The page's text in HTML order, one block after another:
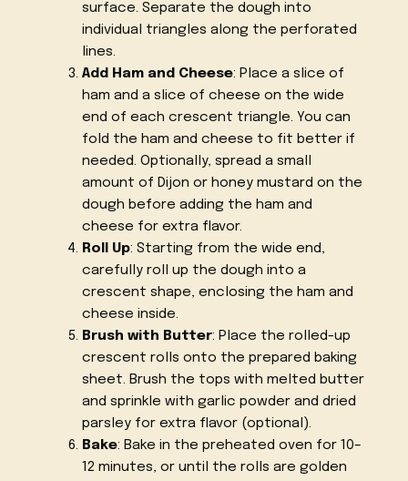
surface. Separate the dough into
individual triangles along the perforated
lines.
Add Ham and Cheese: Place a slice of
ham and a slice of cheese on the wide
end of each crescent triangle. You can
fold the ham and cheese to fit better if
needed. Optionally, spread a small
amount of Dijon or honey mustard on the
dough before adding the ham and
cheese for extra flavor.
Roll Up: Starting from the wide end,
carefully roll up the dough into a
crescent shape, enclosing the ham and
cheese inside.
Brush with Butter: Place the rolled-up
crescent rolls onto the prepared baking
sheet. Brush the tops with melted butter
and sprinkle with garlic powder and dried
parsley for extra flavor (optional).
Bake: Bake in the preheated oven for 10–
12 minutes, or until the rolls are golden